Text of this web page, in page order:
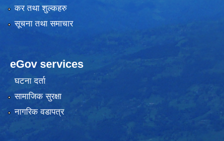
कर तथा शुल्कहरु
सूचना तथा समाचार
eGov services
घटना दर्ता
सामाजिक सुरक्षा
नागरिक वडापत्र